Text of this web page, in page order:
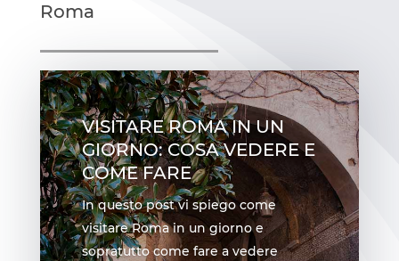
Roma
VISITARE ROMA IN UN
GIORNO: COSA VEDERE E
COME FARE
In questo post vi spiego come
visitare Roma in un giorno e
sopratutto come fare a vedere